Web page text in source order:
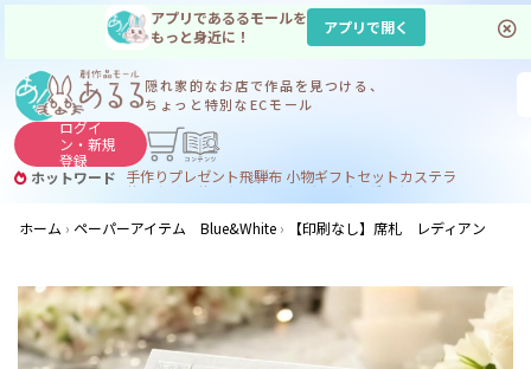
アプリであるるモールを
もっと身近に！
アプリで開く
隠れ家的なお店で作品を見つける、
ちょっと特別なECモール
ログイ
ン・新規
登録
ホットワード 手作りプレゼント飛騨布 小物ギフトセットカステラ
サヌカイト コーヒー
ジンギスカン
ホーム
ペーパーアイテム Blue&White 【印刷なし】席札 レディアン